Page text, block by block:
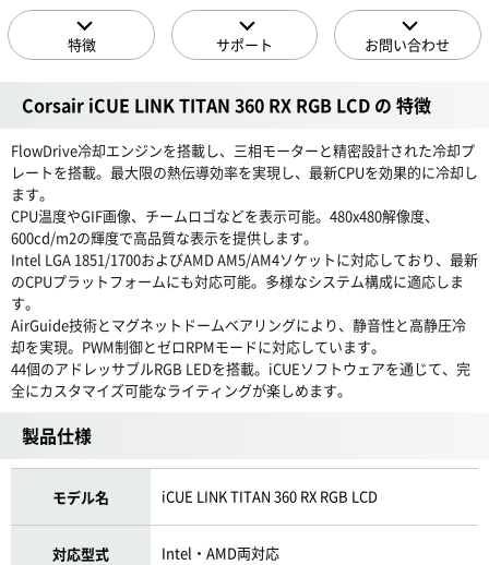
特徴 サポート お問い合わせ
Corsair iCUE LINK TITAN 360 RX RGB LCD の 特徴
FlowDrive冷却エンジンを搭載し、三相モーターと精密設計された冷却プ
レートを搭載。最大限の熱伝導効率を実現し、最新CPUを効果的に冷却し
ます。
CPU温度やGIF画像、チームロゴなどを表示可能。480x480解像度、
600cd/m2の輝度で高品質な表示を提供します。
Intel LGA 1851/1700およびAMD AM5/AM4ソケットに対応しており、最新
のCPUプラットフォームにも対応可能。多様なシステム構成に適応しま
す。
AirGuide技術とマグネットドームベアリングにより、静音性と高静圧冷
却を実現。PWM制御とゼロRPMモードに対応しています。
44個のアドレッサブルRGB LEDを搭載。iCUEソフトウェアを通じて、完
全にカスタマイズ可能なライティングが楽しめます。
製品仕様
モデル名 iCUE LINK TITAN 360 RX RGB LCD
対応型式 Intel・AMD両対応